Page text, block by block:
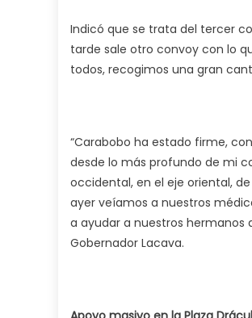
Indicó que se trata del tercer
tarde sale otro convoy con lo
todos, recogimos una gran
“Carabobo ha estado firme,
desde lo más profundo de mi
occidental, en el eje oriental,
ayer veíamos a nuestros
a ayudar a nuestros hermanos
Gobernador Lacava.